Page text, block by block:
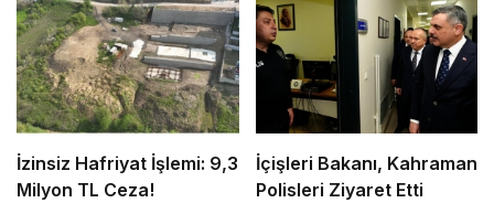
İzinsiz Hafriyat İşlemi: 9,3
Milyon TL Ceza!
İçişleri Bakanı, Kahraman
Polisleri Ziyaret Etti